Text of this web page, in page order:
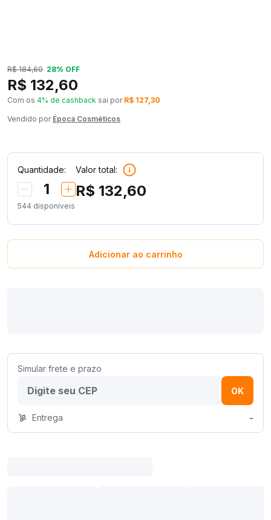
R$ 184,60 28% OFF
R$ 132,60
Com os 4% de cashback sai por R$ 127,30
Vendido por Época Cosméticos
Quantidade:
1
544 disponíveis
Valor total:
R$ 132,60
Adicionar ao carrinho
Simular frete e prazo
OK
Entrega -